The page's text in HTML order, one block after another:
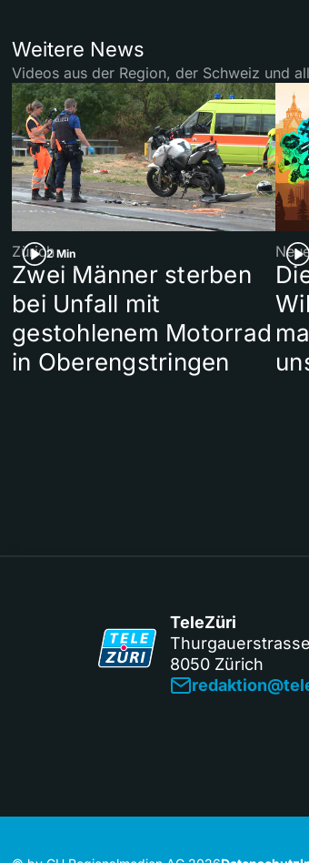
Weitere News
Videos aus der Region, der Schweiz und
2 Min
Zürich
Zwei Männer sterben
bei Unfall mit
gestohlenem Motorrad
in Oberengstringen
TeleZüri
8050 Zürich